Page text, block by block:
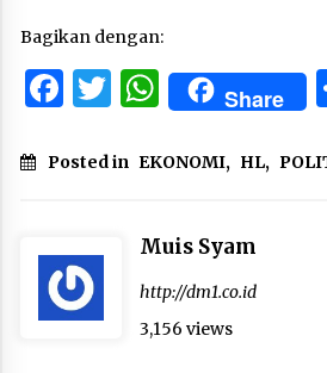
Bagikan dengan:
Facebook
TwitterShare
Posted in EKONOMI, HL,
Muis Syam
http://dm1.co.id
3,156 views